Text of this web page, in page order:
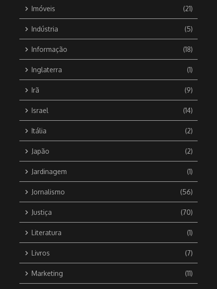
Imóveis (21)
Indústria (5)
Informação (18)
Inglaterra (1)
Irã (9)
Israel (14)
Itália (2)
Japão (2)
Jardinagem (1)
Jornalismo (56)
Justiça (70)
Literatura (1)
Livros (7)
Marketing (11)